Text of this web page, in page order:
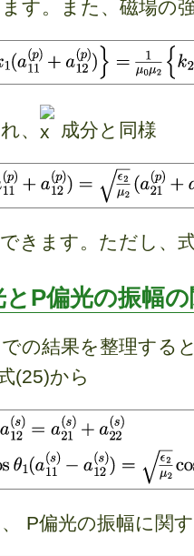
す。また、磁場の
、 成分と同様
きます。ただし、
とP偏光の振幅
の結果を整理する
(25)から
P偏光の振幅に関